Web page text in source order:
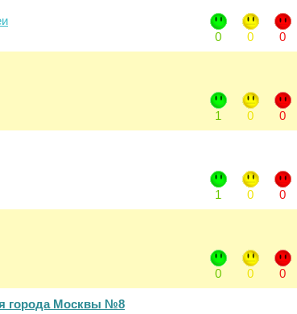
0
0 0
1
0 0
1
0 0
0
0 0
города Москвы №8